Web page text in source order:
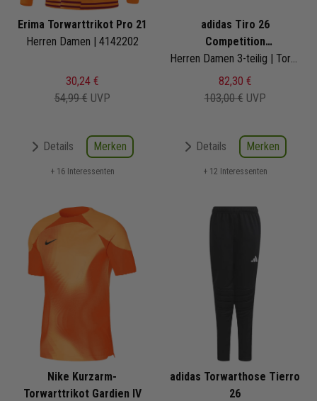
Erima Torwarttrikot Pro 21
Herren Damen | 4142202
30,24 €
54,99 € UVP
Details Merken
+ 16 Interessenten
adidas Tiro 26
Competition
Torwarttrikotset
Herren Damen 3-teilig | Torwattrikot Torwartshorts Torwart Sockenstutzen
82,30 €
103,00 € UVP
Details Merken
+ 12 Interessenten
Nike Kurzarm-
Torwarttrikot Gardien IV
adidas Torwarthose Tierro
26